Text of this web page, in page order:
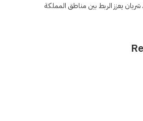
يعزز الربط بين مناطق المملكة